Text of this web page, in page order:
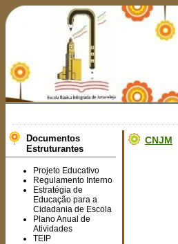
Documentos
Estruturantes
Projeto Educativo
Regulamento Interno
Estratégia de
Educação para a
Cidadania de Escola
Plano Anual de
Atividades
TEIP
CNJM